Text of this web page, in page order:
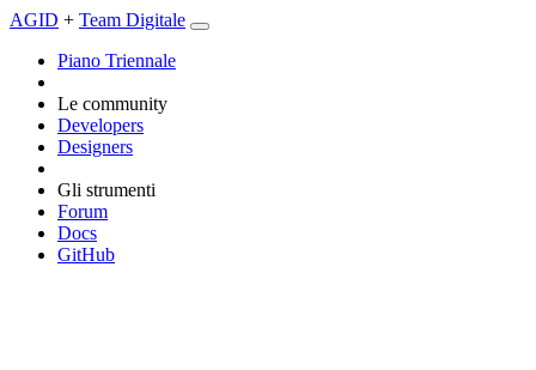
AGID + Team Digitale
Piano Triennale
Le community
Developers
Designers
Gli strumenti
Forum
Docs
GitHub